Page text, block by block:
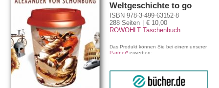
Weltgeschichte to go
ISBN 978-3-499-63152-8
288 Seiten
€ 10,00
ROWOHLT Taschenbuch
Das Produkt können Sie bei einem unserer
Partner* erwerben:
bücher.de